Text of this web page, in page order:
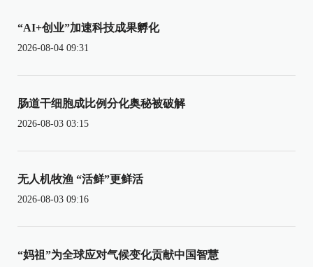
“AI+创业”加速科技成果孵化
2026-08-04 09:31
肠道干细胞成比例分化奥秘被破解
2026-08-03 03:15
无人机牧渔 “活鲜”更鲜活
2026-08-03 09:16
“妈祖”为全球应对气候变化贡献中国智慧